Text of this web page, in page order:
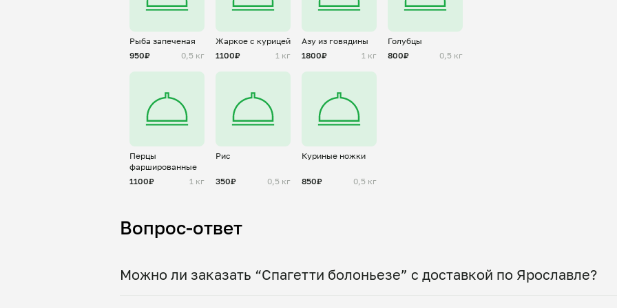
Рыба запеченая
950₽
0,5 кг
Жаркое с курицей
1100₽
1 кг
Азу из говядины
1800₽
1 кг
Голубцы
800₽
0,5 кг
Перцы
фаршированные
1100₽
1 кг
Рис
350₽ 0,5 кг
Куриные ножки
850₽ 0,5 кг
Вопрос-ответ
Можно ли заказать “Спагетти болоньезе” с доставкой по Ярославле?